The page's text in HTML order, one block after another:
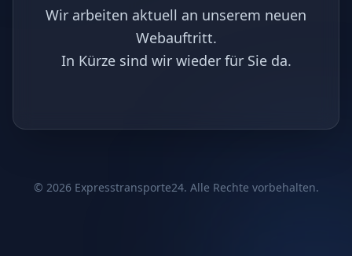
Wir arbeiten aktuell an unserem neuen
Webauftritt.
In Kürze sind wir wieder für Sie da.
© 2026Expresstransporte24. Alle Rechte vorbehalten.